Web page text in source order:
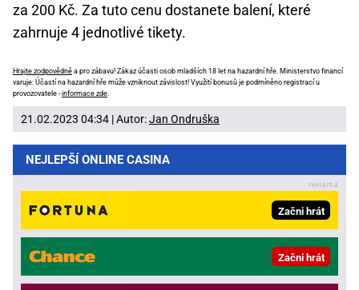
za 200 Kč. Za tuto cenu dostanete balení, které
zahrnuje 4 jednotlivé tikety.
Hrajte zodpovědně a pro zábavu! Zákaz účasti osob mladších 18 let na hazardní hře. Ministerstvo financí
varuje: Účastí na hazardní hře může vzniknout závislost! Využití bonusů je podmíněno registrací u
provozovatele -informace zde
21.02.2023 04:34 | Autor:Jan Ondruška
NEJLEPŠÍ ONLINE CASINA
Začni hrát
Začni hrát